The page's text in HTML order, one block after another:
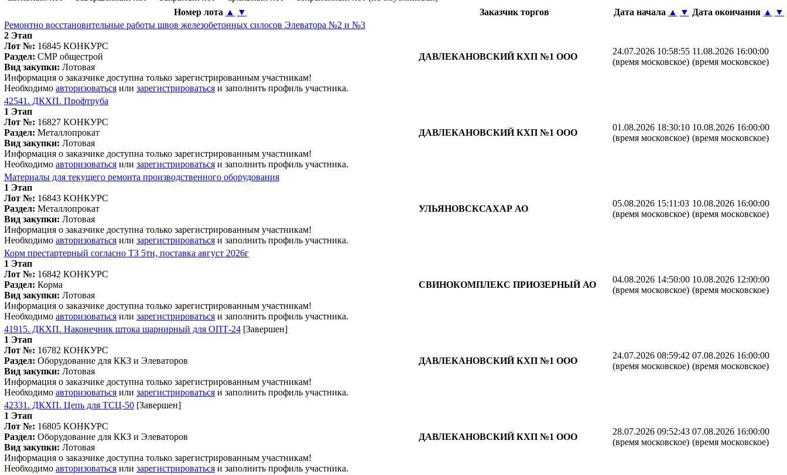
Номер лота ▲ ▼ Заказчик торгов Дата начала ▲ ▼ Дата окончания ▲
▼
Ремонтно восстановительные работы швов железобетонных силосов Элеватора №2 и №3
2 Этап
Лот №: 16845 КОНКУРС
Раздел: СМР общестрой
Вид закупки: Лотовая
Информация о заказчике доступна только зарегистрированным участникам!
Необходимо авторизоваться или зарегистрироваться и заполнить профиль участника.
ДАВЛЕКАНОВСКИЙ КХП №1 ООО
24.07.2026 10:58:55
(время московское)
11.08.2026 16:00:00
(время московское)
42541. ДКХП. Профтруба
1 Этап
Лот №: 16827 КОНКУРС
Раздел: Металлопрокат
Вид закупки: Лотовая
Информация о заказчике доступна только зарегистрированным участникам!
Необходимо авторизоваться или зарегистрироваться и заполнить профиль участника.
ДАВЛЕКАНОВСКИЙ КХП №1 ООО
01.08.2026 18:30:10
(время московское)
10.08.2026 16:00:00
(время московское)
Материалы для текущего ремонта производственного оборудования
1 Этап
Лот №: 16843 КОНКУРС
Раздел: Металлопрокат
Вид закупки: Лотовая
Информация о заказчике доступна только зарегистрированным участникам!
Необходимо авторизоваться или зарегистрироваться и заполнить профиль участника.
УЛЬЯНОВСКСАХАР АО
05.08.2026 15:11:03
(время московское)
10.08.2026 16:00:00
(время московское)
Корм престартерный согласно ТЗ 5тн, поставка август 2026г
1 Этап
Лот №: 16842 КОНКУРС
Раздел: Корма
Вид закупки: Лотовая
Информация о заказчике доступна только зарегистрированным участникам!
Необходимо авторизоваться или зарегистрироваться и заполнить профиль участника.
СВИНОКОМПЛЕКС ПРИОЗЕРНЫЙ АО
04.08.2026 14:50:00
(время московское)
10.08.2026 12:00:00
(время московское)
41915. ДКХП. Наконечник штока шарнирный для ОПТ-24 [Завершен]
1 Этап
Лот №: 16782 КОНКУРС
Раздел: Оборудование для ККЗ и Элеваторов
Вид закупки: Лотовая
Информация о заказчике доступна только зарегистрированным участникам!
Необходимо авторизоваться или зарегистрироваться и заполнить профиль участника.
ДАВЛЕКАНОВСКИЙ КХП №1 ООО
24.07.2026 08:59:42
(время московское)
07.08.2026 16:00:00
(время московское)
42331. ДКХП. Цепь для ТСЦ-50 [Завершен]
1 Этап
Лот №: 16805 КОНКУРС
Раздел: Оборудование для ККЗ и Элеваторов
Вид закупки: Лотовая
Информация о заказчике доступна только зарегистрированным участникам!
Необходимо авторизоваться или зарегистрироваться и заполнить профиль участника.
ДАВЛЕКАНОВСКИЙ КХП №1 ООО
28.07.2026 09:52:43
(время московское)
07.08.2026 16:00:00
(время московское)